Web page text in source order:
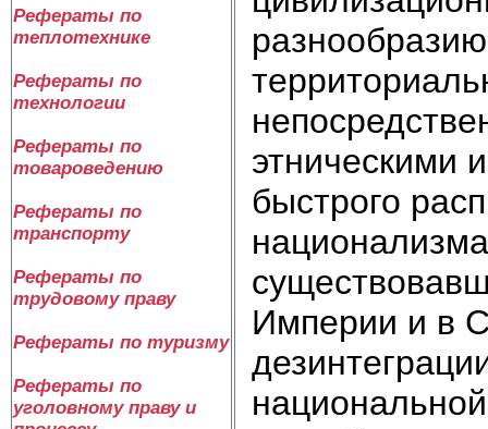
Рефераты по
теплотехнике
Рефераты по
технологии
Рефераты по
товароведению
Рефераты по
транспорту
Рефераты по
трудовому праву
Рефераты по туризму
Рефераты по
уголовному праву и
этническими
быстрого
Империи и в